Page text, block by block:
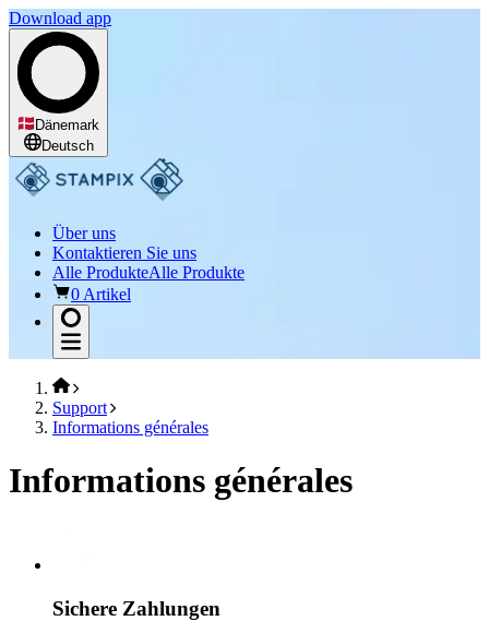
Download app
Dänemark
Deutsch
Über uns
Kontaktieren Sie uns
Alle ProdukteAlle Produkte
0 Artikel
Support
Informations générales
Informations générales
Sichere Zahlungen